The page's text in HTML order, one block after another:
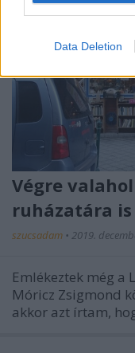
Data Deletion
Végre
ruházatára
szucsadam • 2019.
Emlékeztek még a
Móricz Zsigmond
akkor azt írtam,